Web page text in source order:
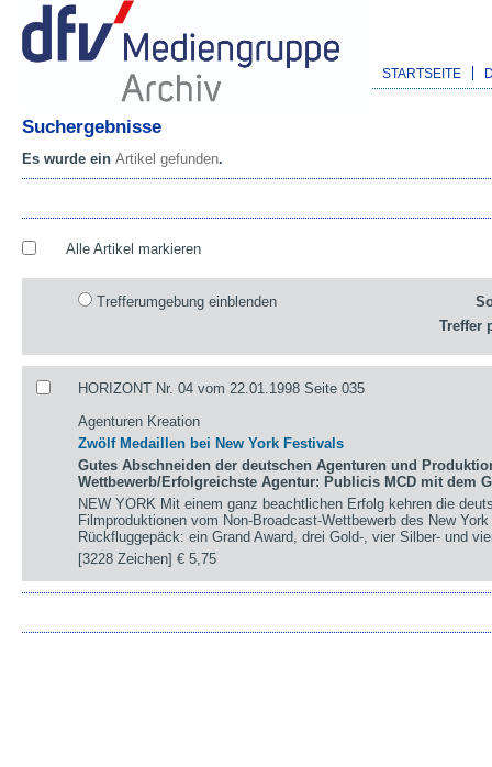
STARTSEITE
Suchergebnisse
Es wurde ein Artikel gefunden.
Alle Artikel markieren
Trefferumgebung einblenden
Treffer
HORIZONT Nr. 04 vom 22.01.1998 Seite 035
Agenturen Kreation
Zwölf Medaillen bei New York Festivals
Gutes Abschneiden der deutschen Agenturen und
Wettbewerb/Erfolgreichste Agentur: Publicis MCD mit dem
NEW YORK Mit einem ganz beachtlichen Erfolg kehren die
Filmproduktionen vom Non-Broadcast-Wettbewerb des New
Rückfluggepäck: ein Grand Award, drei Gold-, vier Silber- und
[3228 Zeichen]€ 5,75